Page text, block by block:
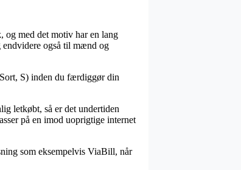
og med det motiv har en lang
også til mænd og
S) inden du færdiggør din
letkøbt, så er det undertiden
på en imod uoprigtige internet
som eksempelvis ViaBill, når